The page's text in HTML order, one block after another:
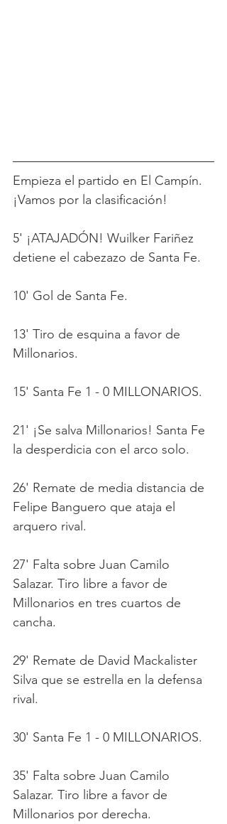
Empieza el partido en El Campín.
¡Vamos por la clasificación!
5' ¡ATAJADÓN! Wuilker Fariñez
detiene el cabezazo de Santa Fe.
10' Gol de Santa Fe.
13' Tiro de esquina a favor de
Millonarios.
15' Santa Fe 1 - 0 MILLONARIOS.
21' ¡Se salva Millonarios! Santa Fe
la desperdicia con el arco solo.
26' Remate de media distancia de
Felipe Banguero que ataja el
arquero rival.
27' Falta sobre Juan Camilo
Salazar. Tiro libre a favor de
Millonarios en tres cuartos de
cancha.
29' Remate de David Mackalister
Silva que se estrella en la defensa
rival.
30' Santa Fe 1 - 0 MILLONARIOS.
35' Falta sobre Juan Camilo
Salazar. Tiro libre a favor de
Millonarios por derecha.